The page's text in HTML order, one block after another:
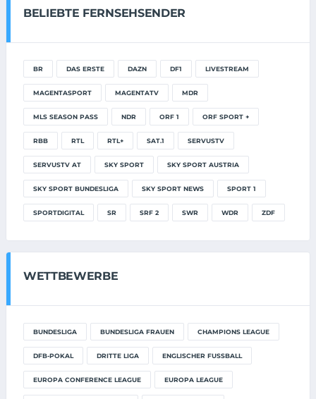
BELIEBTE FERNSEHSENDER
BR DAS ERSTE DAZN DF1 LIVESTREAM
MAGENTASPORT MAGENTATV MDR
MLS SEASON PASS NDR ORF 1 ORF SPORT +
RBB RTL RTL+ SAT.1 SERVUSTV
SERVUSTV AT SKY SPORT SKY SPORT AUSTRIA
SKY SPORT BUNDESLIGA SKY SPORT NEWS SPORT 1
SPORTDIGITAL SR SRF 2 SWR WDR ZDF
WETTBEWERBE
BUNDESLIGA BUNDESLIGA FRAUEN CHAMPIONS LEAGUE
DFB-POKAL DRITTE LIGA ENGLISCHER FUSSBALL
EUROPA CONFERENCE LEAGUE EUROPA LEAGUE